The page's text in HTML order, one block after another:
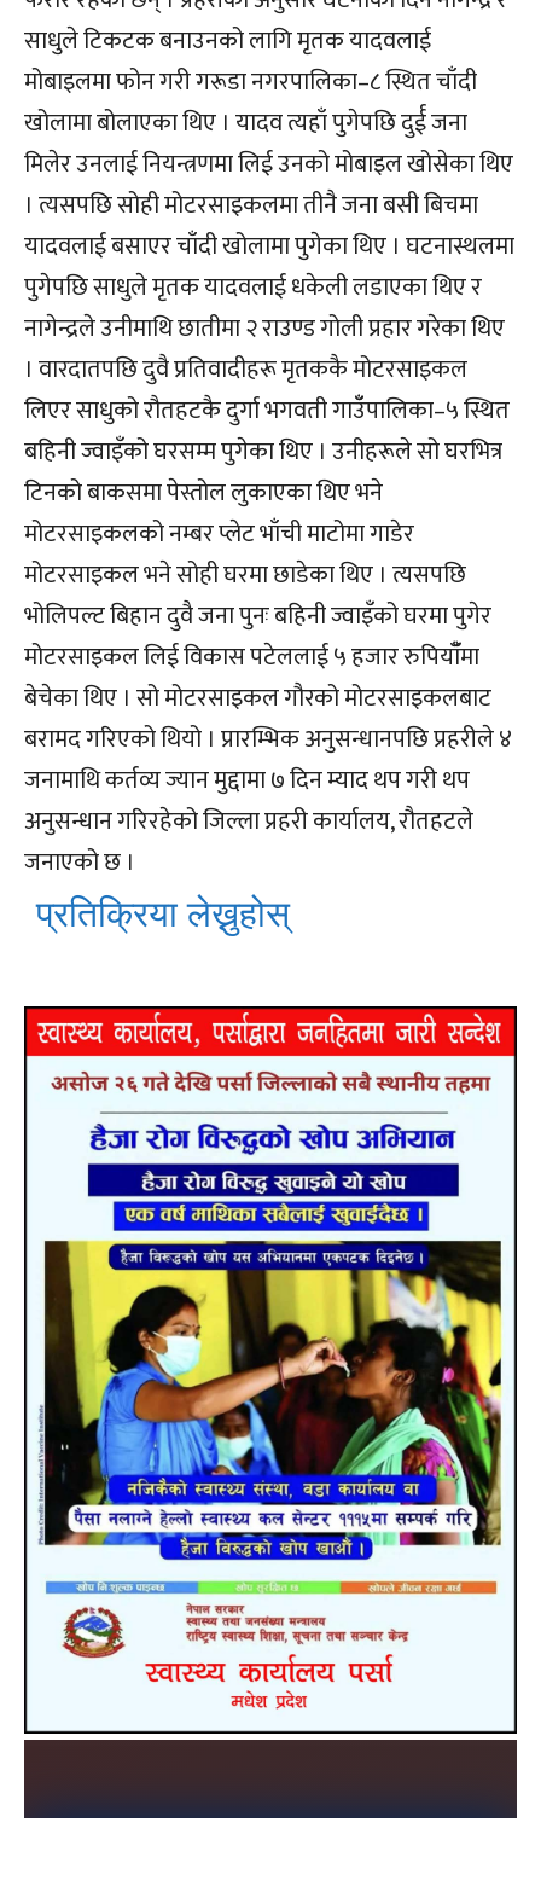
साधुले टिकटक बनाउनको लागि मृतक यादवलाई
मोबाइलमा फोन गरी गरूडा नगरपालिका–८ स्थित चाँदी
खोलामा बोलाएका थिए । यादव त्यहाँ पुगेपछि दुर्ई जना
मिलेर उनलाई नियन्त्रणमा लिई उनको मोबाइल खोसेका थिए
। त्यसपछि सोही मोटरसाइकलमा तीनै जना बसी बिचमा
यादवलाई बसाएर चाँदी खोलामा पुगेका थिए । घटनास्थलमा
पुगेपछि साधुले मृतक यादवलाई धकेली लडाएका थिए र
नागेन्द्रले उनीमाथि छातीमा २ राउण्ड गोली प्रहार गरेका थिए
। वारदातपछि दुवै प्रतिवादीहरू मृतककै मोटरसाइकल
लिएर साधुको रौतहटकै दुर्गा भगवती गाउँँपालिका–५ स्थित
बहिनी ज्वाइँको घरसम्म पुगेका थिए । उनीहरूले सो घरभित्र
टिनको बाकसमा पेस्तोल लुकाएका थिए भने
मोटरसाइकलको नम्बर प्लेट भाँची माटोमा गाडेर
मोटरसाइकल भने सोही घरमा छाडेका थिए । त्यसपछि
भोलिपल्ट बिहान दुवै जना पुनः बहिनी ज्वाइँको घरमा पुगेर
मोटरसाइकल लिई विकास पटेललाई ५ हजार रुपियाँँमा
बेचेका थिए । सो मोटरसाइकल गौरको मोटरसाइकलबाट
बरामद गरिएको थियो । प्रारम्भिक अनुसन्धानपछि प्रहरीले ४
जनामाथि कर्तव्य ज्यान मुद्दामा ७ दिन म्याद थप गरी थप
अनुसन्धान गरिरहेको जिल्ला प्रहरी कार्यालय, रौतहटले
जनाएको छ ।
प्रतिक्रिया लेख्नुहोस्